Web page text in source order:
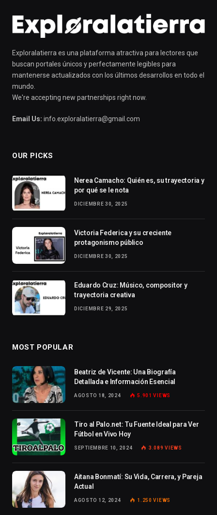
Exploralatierra es una plataforma atractiva para lectores que
buscan portales únicos y perfectamente legibles para
mantenerse actualizados con los últimos desarrollos en todo el
mundo.
We're accepting new partnerships right now.
Email Us: info.exploralatierra@gmail.com
OUR PICKS
Nerea Camacho: Quién es, su trayectoria y
por qué se le nota
DICIEMBRE 30, 2025
Victoria Federica y su creciente
protagonismo público
DICIEMBRE 30, 2025
Eduardo Cruz: Músico, compositor y
trayectoria creativa
DICIEMBRE 29, 2025
MOST POPULAR
Beatriz de Vicente: Una Biografía
Detallada e Información Esencial
AGOSTO 18, 2024 5.901VIEWS
Tiro al Palo.net: Tu Fuente Ideal para Ver
Fútbol en Vivo Hoy
SEPTIEMBRE 10, 2024 3.089VIEWS
Aitana Bonmatí: Su Vida, Carrera, y Pareja
Actual
AGOSTO 12, 2024 1.250VIEWS